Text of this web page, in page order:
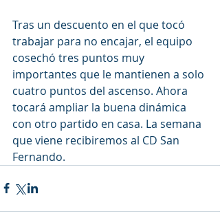
Tras un descuento en el que tocó
trabajar para no encajar, el equipo
cosechó tres puntos muy
importantes que le mantienen a solo
cuatro puntos del ascenso. Ahora
tocará ampliar la buena dinámica
con otro partido en casa. La semana
que viene recibiremos al CD San
Fernando.